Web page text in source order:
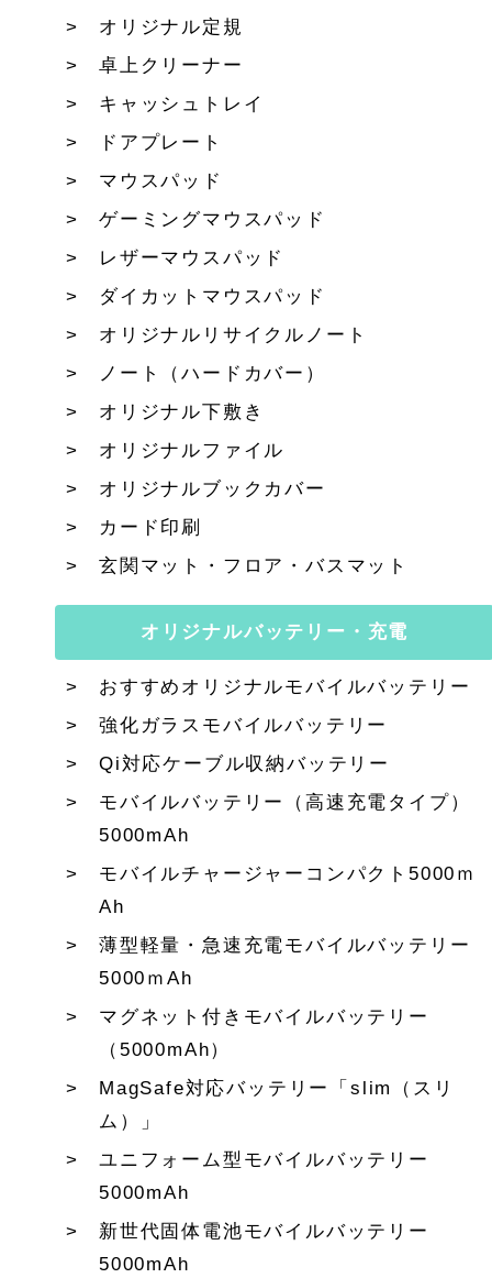
オリジナル定規
卓上クリーナー
キャッシュトレイ
ドアプレート
マウスパッド
ゲーミングマウスパッド
レザーマウスパッド
ダイカットマウスパッド
オリジナルリサイクルノート
ノート（ハードカバー）
オリジナル下敷き
オリジナルファイル
オリジナルブックカバー
カード印刷
玄関マット・フロア・バスマット
オリジナルバッテリー・充電
おすすめオリジナルモバイルバッテリー
強化ガラスモバイルバッテリー
Qi対応ケーブル収納バッテリー
モバイルバッテリー（高速充電タイプ）
5000mAh
モバイルチャージャーコンパクト5000ｍ
Ah
薄型軽量・急速充電モバイルバッテリー
5000ｍAh
マグネット付きモバイルバッテリー
（5000mAh）
MagSafe対応バッテリー「slim（スリ
ム）」
ユニフォーム型モバイルバッテリー
5000mAh
新世代固体電池モバイルバッテリー
5000mAh